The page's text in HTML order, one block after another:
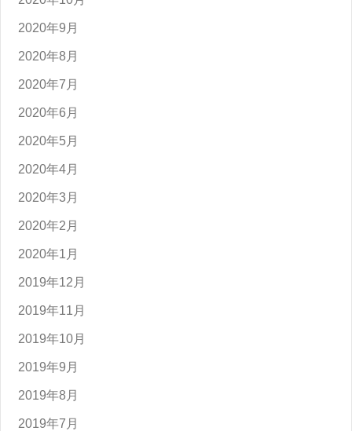
2020年9月
2020年8月
2020年7月
2020年6月
2020年5月
2020年4月
2020年3月
2020年2月
2020年1月
2019年12月
2019年11月
2019年10月
2019年9月
2019年8月
2019年7月